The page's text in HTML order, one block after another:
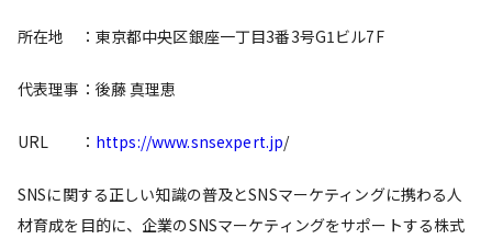
所在地 ：東京都中央区銀座一丁目3番3号G1ビル7F
代表理事：後藤 真理恵
URL ： https://www.snsexpert.jp/
SNSに関する正しい知識の普及とSNSマーケティングに携わる人
材育成を目的に、企業のSNSマーケティングをサポートする株式